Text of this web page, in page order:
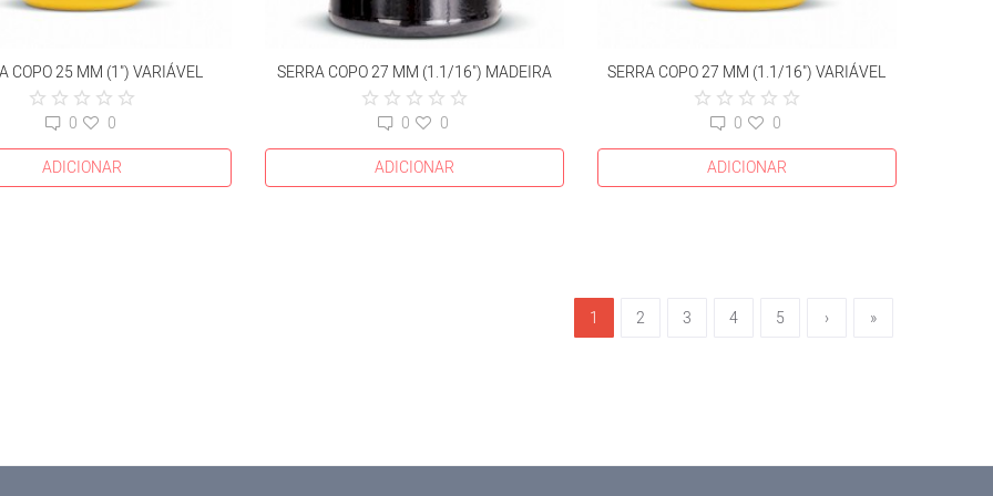
COPO 25 MM (1") VARIÁVEL
0
0
ADICIONAR
SERRA COPO 27 MM (1.1/16") MADEIRA
0
0
ADICIONAR
SERRA COPO 27 MM (1.1/16") VARIÁVEL
0
0
ADICIONAR
1 2 3 4 5 › »